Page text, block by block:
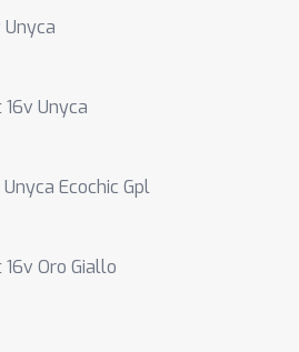
Unyca
16v Unyca
Ecochic Gpl
16v Oro Giallo